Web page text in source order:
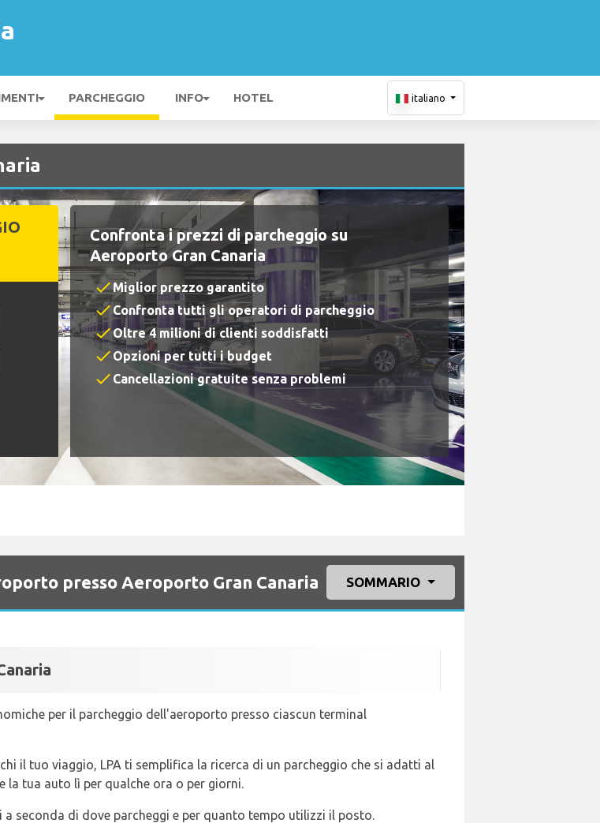
PARCHEGGIO INFO HOTEL italiano
Confronta i prezzi di parcheggio su
Aeroporto Gran Canaria
checkMiglior prezzo garantito
checkConfronta tutti gli operatori di parcheggio
checkOltre 4 milioni di clienti soddisfatti
check Opzioni per tutti i budget
check Cancellazioni gratuite senza problemi
presso Aeroporto Gran Canaria SOMMARIO
per il parcheggio dell'aeroporto presso ciascun terminal
il tuo viaggio, LPA ti semplifica la ricerca di un parcheggio che si adatti al
la tua auto lì per qualche ora o per giorni.
seconda di dove parcheggi e per quanto tempo utilizzi il posto.